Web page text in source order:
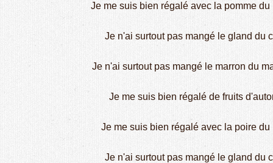
Je me suis bien régalé avec la pomme du
Je n'ai surtout pas mangé le gland du
Je n'ai surtout pas mangé le marron du
Je me suis bien régalé de fruits
Je me suis bien régalé avec la poire du
Je n'ai surtout pas mangé le gland du